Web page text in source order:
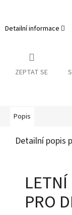
Detailní informace
ZEPTAT SE
Popis
Detailní popis
PRO